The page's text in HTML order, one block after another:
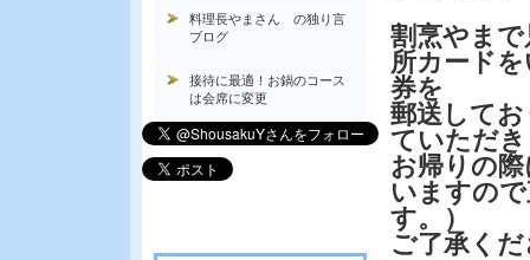
割烹やま
所カード
券を
郵送して
ていただ
お帰りの
いますの
す。）
ご了承く
料理長やまさん の独り言
ブログ
接待に最適！お鍋のコース
は会席に変更